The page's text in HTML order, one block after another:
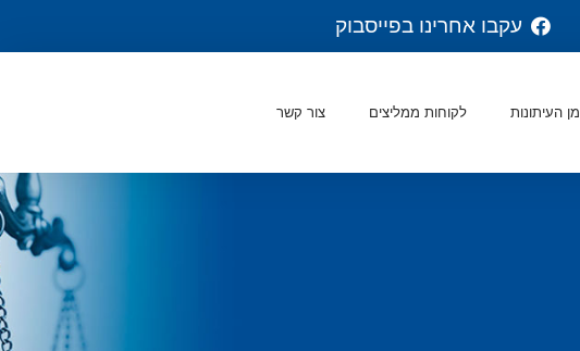
עקבו אחרינו בפייסבוק
מן העיתונות לקוחות ממליצים צור קשר